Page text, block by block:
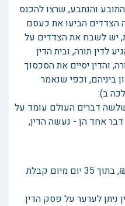
והנתבע, שרצו להכנס
הצדדים הביעו את כעסם
יש לשבח את הצדדים על
לדין תורה, ובית הדין
והדין יסיים את הסכסוך
ביניהם, וכפי שנאמר
ב):
דברים העולם עומד על
אחד הן - נעשה הדין,
הנתבע ישלם לתובע סך 42,050 ₪, בתוך 35 יום מיום קבלת
ניתן לערער על פסק הדין